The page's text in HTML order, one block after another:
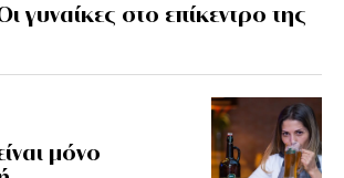
γυναίκες στο επίκεντρο της
μόνο